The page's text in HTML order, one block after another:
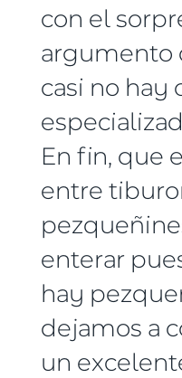
con el
argumento
casi no hay
En fin, que
entre
enterar
hay
dejamos a
un